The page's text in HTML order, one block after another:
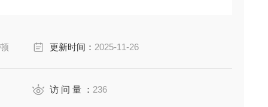
更新时间： 2025-11-26
访 问 量 ： 236